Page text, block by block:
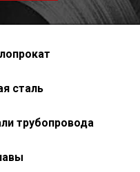
сталь
трубопровода